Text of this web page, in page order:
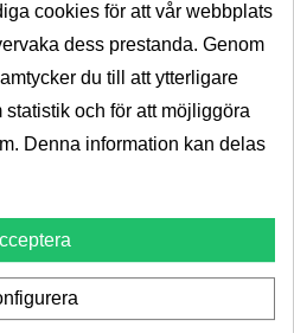
kupévärmare &
DEFA
cookies för att vår webbplats
dess prestanda. Genom
du till att ytterligare
och för att möjliggöra
Denna information kan delas